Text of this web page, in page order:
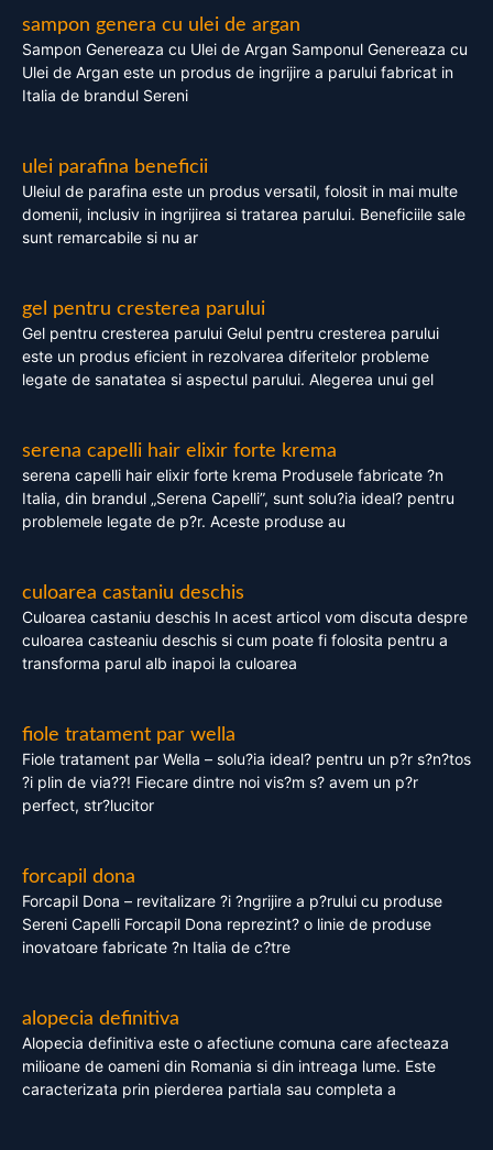
sampon genera cu ulei de argan
Sampon Genereaza cu Ulei de Argan Samponul Genereaza cu
Ulei de Argan este un produs de ingrijire a parului fabricat in
Italia de brandul Sereni
ulei parafina beneficii
Uleiul de parafina este un produs versatil, folosit in mai multe
domenii, inclusiv in ingrijirea si tratarea parului. Beneficiile sale
sunt remarcabile si nu ar
gel pentru cresterea parului
Gel pentru cresterea parului Gelul pentru cresterea parului
este un produs eficient in rezolvarea diferitelor probleme
legate de sanatatea si aspectul parului. Alegerea unui gel
serena capelli hair elixir forte krema
serena capelli hair elixir forte krema Produsele fabricate ?n
Italia, din brandul „Serena Capelli”, sunt solu?ia ideal? pentru
problemele legate de p?r. Aceste produse au
culoarea castaniu deschis
Culoarea castaniu deschis In acest articol vom discuta despre
culoarea casteaniu deschis si cum poate fi folosita pentru a
transforma parul alb inapoi la culoarea
fiole tratament par wella
Fiole tratament par Wella – solu?ia ideal? pentru un p?r s?n?tos
?i plin de via??! Fiecare dintre noi vis?m s? avem un p?r
perfect, str?lucitor
forcapil dona
Forcapil Dona – revitalizare ?i ?ngrijire a p?rului cu produse
Sereni Capelli Forcapil Dona reprezint? o linie de produse
inovatoare fabricate ?n Italia de c?tre
alopecia definitiva
Alopecia definitiva este o afectiune comuna care afecteaza
milioane de oameni din Romania si din intreaga lume. Este
caracterizata prin pierderea partiala sau completa a